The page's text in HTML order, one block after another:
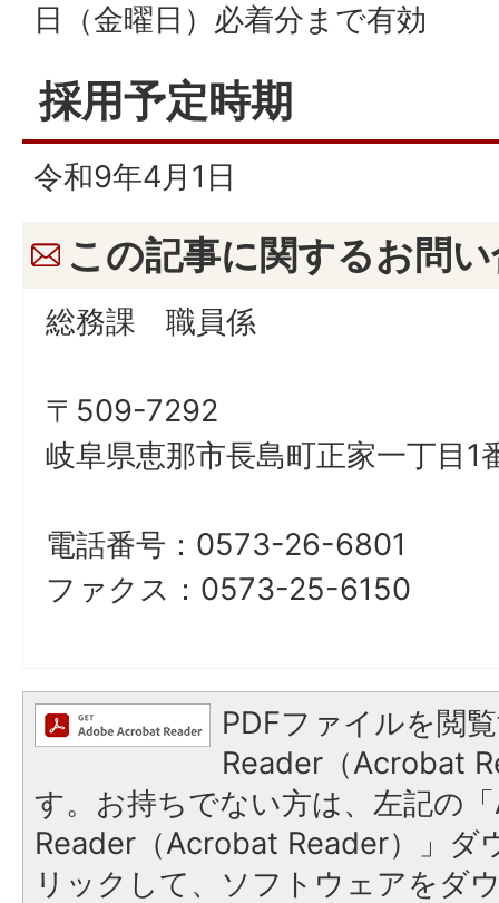
日（金曜日）必着分まで有効
採用予定時期
令和9年4月1日
この記事に関するお問
総務課 職員係
〒509-7292
岐阜県恵那市長島町正家一丁目
電話番号：0573-26-6801
ファクス：0573-25-6150
PDFファイルを閲
Reader（Acrobat
す。お持ちでない方は、左記の
Reader（Acrobat Reader）」ダ
リックして、ソフトウェアをダ